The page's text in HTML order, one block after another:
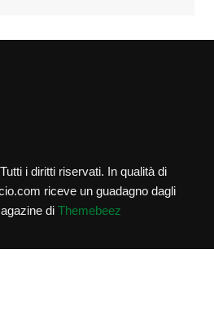
i diritti riservati. In qualità di
riceve un guadagno dagli
di Themebeez